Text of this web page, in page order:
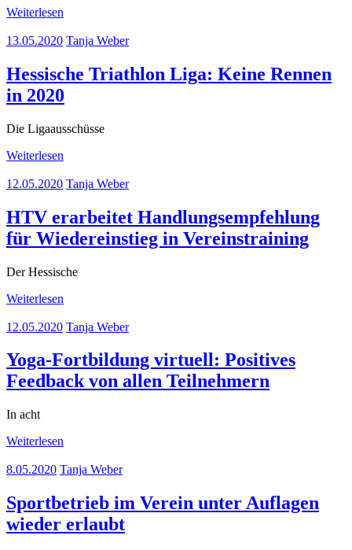
Weiterlesen
13.05.2020 Tanja Weber
Hessische Triathlon Liga: Keine Rennen
in 2020
Die Ligaausschüsse
Weiterlesen
12.05.2020 Tanja Weber
HTV erarbeitet Handlungsempfehlung
für Wiedereinstieg in Vereinstraining
Der Hessische
Weiterlesen
12.05.2020 Tanja Weber
Yoga-Fortbildung virtuell: Positives
Feedback von allen Teilnehmern
In acht
Weiterlesen
8.05.2020 Tanja Weber
Sportbetrieb im Verein unter Auflagen
wieder erlaubt